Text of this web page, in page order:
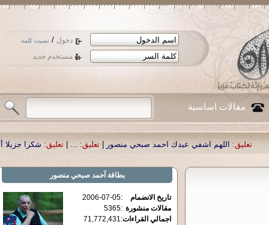
دخول / نسيت كلمة
مستخدم جديد
مقالات اساسية
اشفي عبدك احمد صبحي منصور| تعليق: ...
|تعليق: شكرا جزيلا أستاذ حمد
بطاقة آحمد صبحي منصور
تاريخ الانضمام :
2006-07-05
مقالات منشورة :
5365
اجمالي القراءات:
71,772,431